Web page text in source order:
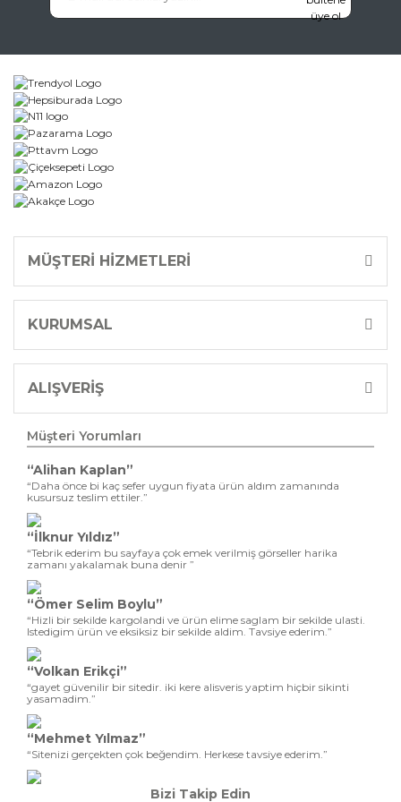
MÜŞTERİ HİZMETLERİ
KURUMSAL
ALIŞVERİŞ
Müşteri Yorumları
“Alihan Kaplan”
“Daha önce bi kaç sefer uygun fiyata ürün aldım zamanında
kusursuz teslim ettiler.”
“İlknur Yıldız”
“Tebrik ederim bu sayfaya çok emek verilmiş görseller harika
zamanı yakalamak buna denir ”
“Ömer Selim Boylu”
“Hizli bir sekilde kargolandi ve ürün elime saglam bir sekilde ulasti.
Istedigim ürün ve eksiksiz bir sekilde aldim. Tavsiye ederim.”
“Volkan Erikçi”
“gayet güvenilir bir sitedir. iki kere alisveris yaptim hiçbir sikinti
yasamadim.”
“Mehmet Yılmaz”
“Sitenizi gerçekten çok beğendim. Herkese tavsiye ederim.”
Bizi Takip Edin